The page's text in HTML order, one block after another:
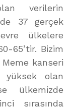
verilerin
37 gerçek
ülkelere
65’tir. Bizim
kanseri
yüksek olan
ülkemizde
sırasında